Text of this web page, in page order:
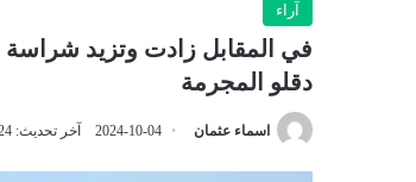
آراء
في المقابل زادت وتزيد
دقلو المجرمة
اسماء عثمان 2024-10-04 آخر تحديث: 2024-10-04